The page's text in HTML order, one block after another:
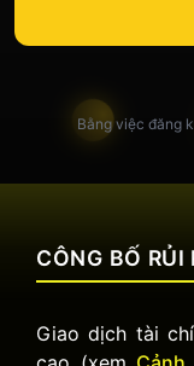
Bằng việc đăng
CÔNG BỐ RỦI
Giao dịch tài